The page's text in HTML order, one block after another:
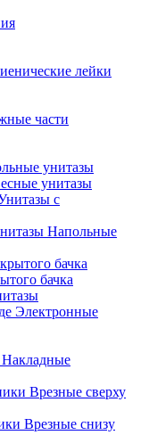
лейки
части
унитазы
унитазы
с
Напольные
бачка
Электронные
Накладные
Врезные сверху
Врезные снизу